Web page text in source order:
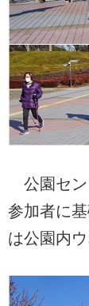
公園セン
参加者に
は公園内